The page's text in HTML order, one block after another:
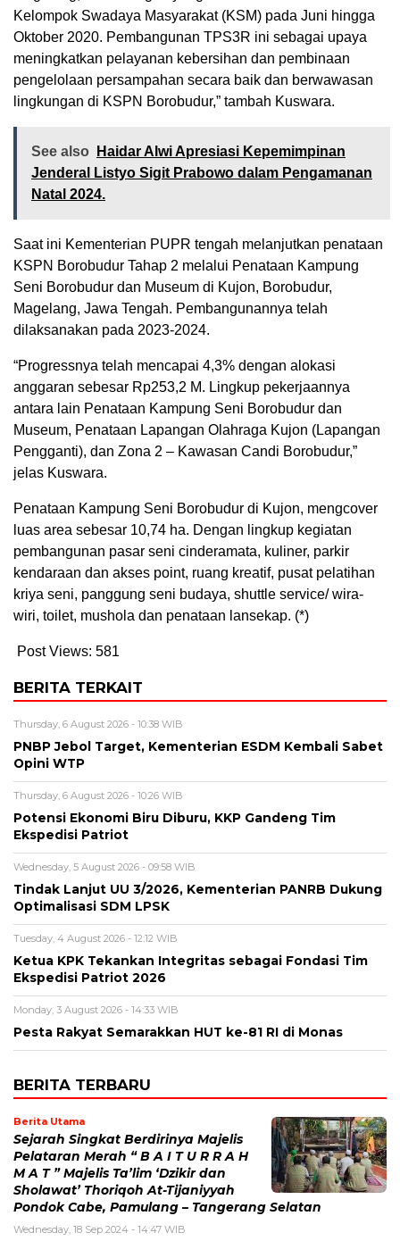
Kelompok Swadaya Masyarakat (KSM) pada Juni hingga
Oktober 2020. Pembangunan TPS3R ini sebagai upaya
meningkatkan pelayanan kebersihan dan pembinaan
pengelolaan persampahan secara baik dan berwawasan
lingkungan di KSPN Borobudur,” tambah Kuswara.
See also
Haidar Alwi Apresiasi Kepemimpinan
Jenderal Listyo Sigit Prabowo dalam Pengamanan
Natal 2024.
Saat ini Kementerian PUPR tengah melanjutkan penataan
KSPN Borobudur Tahap 2 melalui Penataan Kampung
Seni Borobudur dan Museum di Kujon, Borobudur,
Magelang, Jawa Tengah. Pembangunannya telah
dilaksanakan pada 2023-2024.
“Progressnya telah mencapai 4,3% dengan alokasi
anggaran sebesar Rp253,2 M. Lingkup pekerjaannya
antara lain Penataan Kampung Seni Borobudur dan
Museum, Penataan Lapangan Olahraga Kujon (Lapangan
Pengganti), dan Zona 2 – Kawasan Candi Borobudur,”
jelas Kuswara.
Penataan Kampung Seni Borobudur di Kujon, mengcover
luas area sebesar 10,74 ha. Dengan lingkup kegiatan
pembangunan pasar seni cinderamata, kuliner, parkir
kendaraan dan akses point, ruang kreatif, pusat pelatihan
kriya seni, panggung seni budaya, shuttle service/ wira-
wiri, toilet, mushola dan penataan lansekap. (*)
Post Views: 581
BERITA TERKAIT
Thursday, 6 August 2026 - 10:38 WIB
PNBP Jebol Target, Kementerian ESDM Kembali Sabet
Opini WTP
Thursday, 6 August 2026 - 10:26 WIB
Potensi Ekonomi Biru Diburu, KKP Gandeng Tim
Ekspedisi Patriot
Wednesday, 5 August 2026 - 09:58 WIB
Tindak Lanjut UU 3/2026, Kementerian PANRB Dukung
Optimalisasi SDM LPSK
Tuesday, 4 August 2026 - 12:12 WIB
Ketua KPK Tekankan Integritas sebagai Fondasi Tim
Ekspedisi Patriot 2026
Monday, 3 August 2026 - 14:33 WIB
Pesta Rakyat Semarakkan HUT ke-81 RI di Monas
BERITA TERBARU
Berita Utama
Sejarah Singkat Berdirinya Majelis
Pelataran Merah “ B A I T U R R A H
M A T ” Majelis Ta’lim ‘Dzikir dan
Sholawat’ Thoriqoh At-Tijaniyyah
Pondok Cabe, Pamulang – Tangerang Selatan
Wednesday, 18 Sep 2024 - 14:47 WIB